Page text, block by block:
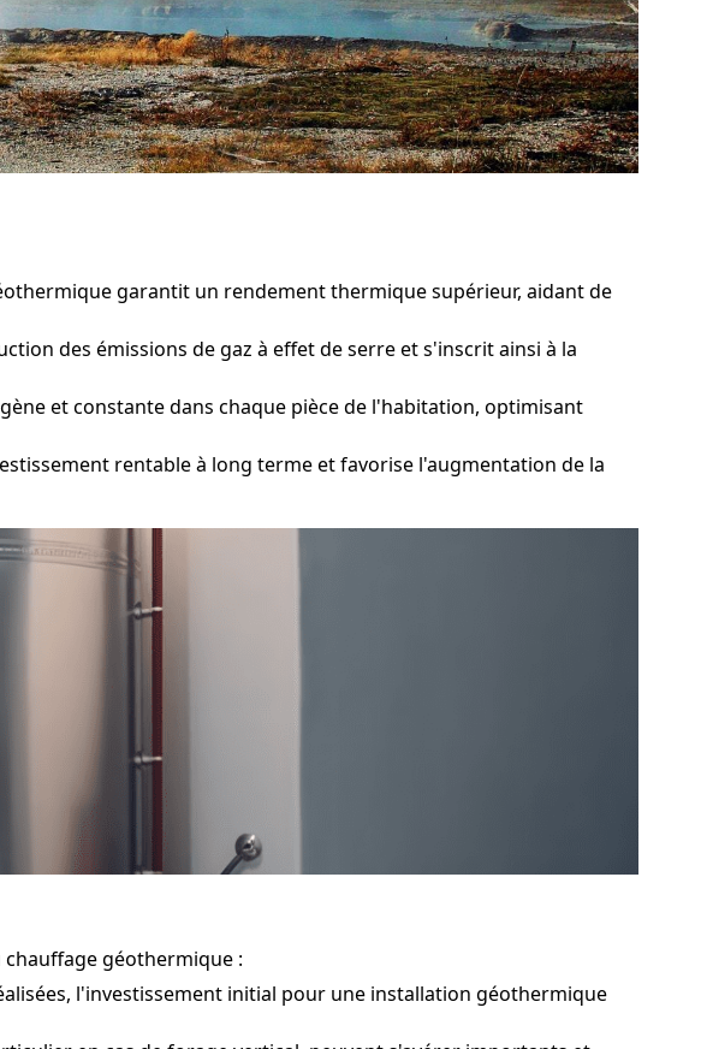
garantit un rendement thermique supérieur, aidant de
des émissions de gaz à effet de serre et s'inscrit ainsi à la
et constante dans chaque pièce de l'habitation, optimisant
rentable à long terme et favorise l'augmentation de la
géothermique :
l'investissement initial pour une installation géothermique